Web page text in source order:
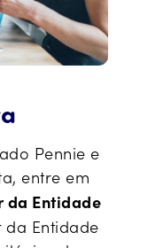
Pennie e
entre em
da Entidade
da Entidade